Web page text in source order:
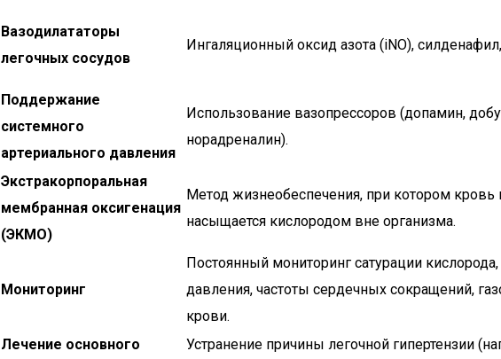
Вазодилататоры
легочных сосудов
Ингаляционный оксид азота (iNO),
Поддержание
системного
артериального давления
Использование вазопрессоров (допамин,
норадреналин).
Экстракорпоральная
мембранная оксигенация
(ЭКМО)
Метод жизнеобеспечения, при котором кровь
насыщается кислородом вне организма.
Мониторинг
Постоянный мониторинг сатурации кислорода,
давления, частоты сердечных сокращений,
крови.
Лечение основного
Устранение причины легочной гипертензии